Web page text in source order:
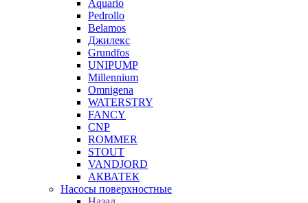
Aquario
Pedrollo
Belamos
Джилекс
Grundfos
UNIPUMP
Millennium
Omnigena
WATERSTRY
FANCY
CNP
ROMMER
STOUT
VANDJORD
АКВАТЕК
Насосы поверхностные